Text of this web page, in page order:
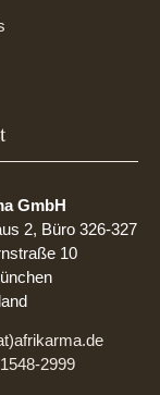
GmbH
2, Büro 326-327
10
2999